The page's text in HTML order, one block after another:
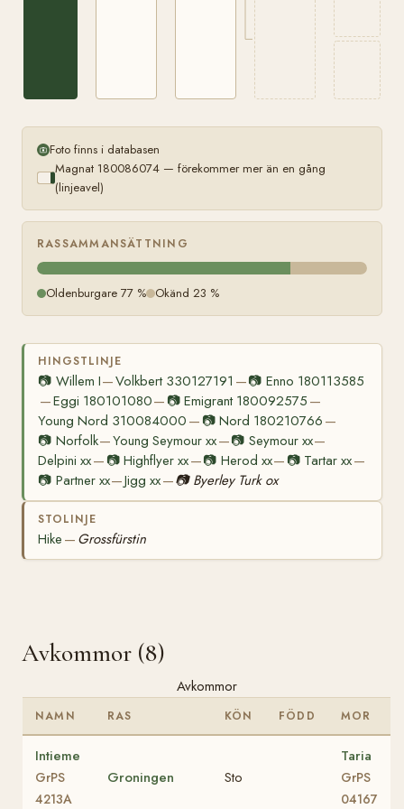
Foto finns i databasen
Magnat 180086074 — förekommer mer än en gång
(linjeavel)
RASSAMMANSÄTTNING
Oldenburgare 77 % Okänd 23 %
HINGSTLINJE
📷 Willem I—Volkbert 330127191 —📷 Enno 180113585
—Eggi 180101080— 📷Emigrant 180092575 —
Young Nord 310084000 — 📷Nord 180210766 —
📷 Norfolk—Young Seymour xx—📷 Seymour xx—
Delpini xx— 📷Highflyer xx—📷 Herod xx— 📷 Tartar xx—
📷 Partner xx—Jigg xx—📷 Byerley Turk ox
STOLINJE
Hike — Grossfürstin
Avkommor (8)
Avkommor
NAMN RAS KÖN FÖDD MOR
Intieme
GrPS
4213A
Groningen Sto
Taria
GrPS
04167